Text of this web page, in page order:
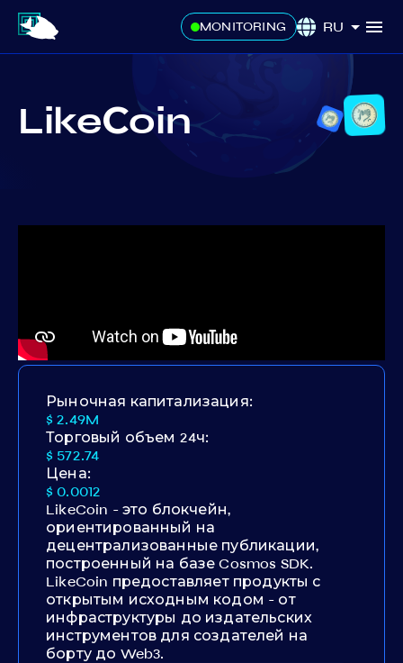
MONITORING RU
LikeСoin
Рыночная капитализация:
$ 2.49M
Торговый объем 24ч:
$ 572.74
Цена:
$ 0.0012
LikeCoin - это блокчейн,
ориентированный на
децентрализованные публикации,
построенный на базе Cosmos SDK.
LikeCoin предоставляет продукты с
открытым исходным кодом - от
инфраструктуры до издательских
инструментов для создателей на
борту до Web3.